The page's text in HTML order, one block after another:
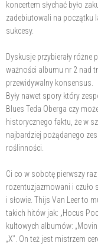
koncertem słychać było
zadebiutowali na początku
sukcesy.
Dyskusje przybierały
ważności albumu nr 2 nad
przewidywalny konsensus.
Były nawet spory który
Blues Teda Oberga czy
historycznego faktu, że w
najbardziej pożądanego
roślinności.
Ci co w sobotę pierwszy
rozentuzjazmowani i czuło
i słowie. Thijs Van Leer to
takich hitów jak: „Hocus
kultowych albumów:
„X”. On też jest mistrzem